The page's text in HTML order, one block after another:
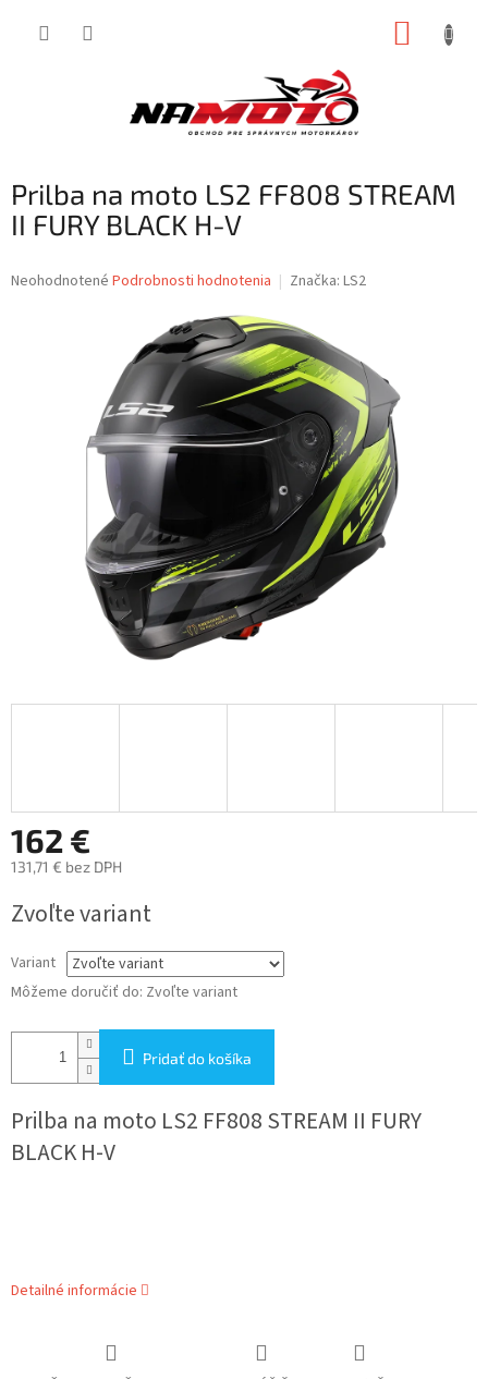
Prilba na moto LS2 FF808 STREAM
II FURY BLACK H-V
Priemerné
Neohodnotené Podrobnosti hodnotenia Značka: LS2
162 €
131,71 € bez DPH
cena:
Zvoľte variant
Variant
Môžeme doručiť do: Zvoľte variant
Pridať do košíka
Prilba na moto LS2 FF808 STREAM II FURY
BLACK H-V
Detailné informácie